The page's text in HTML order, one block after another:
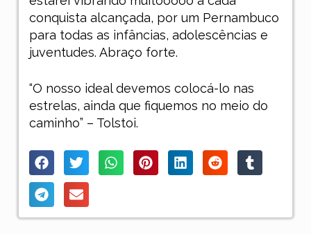
conquista alcançada, por um Pernambuco
para todas as infâncias, adolescências e
juventudes. Abraço forte.
“O nosso ideal devemos colocá-lo nas
estrelas, ainda que fiquemos no meio do
caminho” – Tolstoi.